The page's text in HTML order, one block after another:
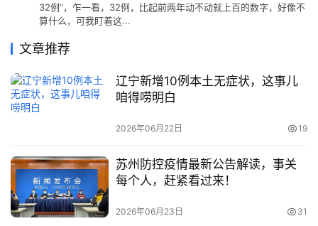
32例”，乍一看，32例，比起前两年动不动就上百的数字，好像不
算什么，可我盯着这...
文章推荐
辽宁新增10例本土无症状，这事儿
咱得唠明白
2026年06月22日 19
苏州防控疫情最新公告解读，事关
每个人，赶紧看过来！
2026年06月23日 31